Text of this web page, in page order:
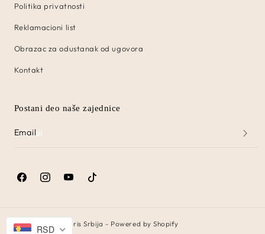
Politika privatnosti
Reklamacioni list
Obrazac za odustanak od ugovora
Kontakt
Postani deo naše zajednice
Email
FacebookInstagramYouTubeTikTok
© 2026, Predire Paris Srbija - Powered by Shopify
RSD